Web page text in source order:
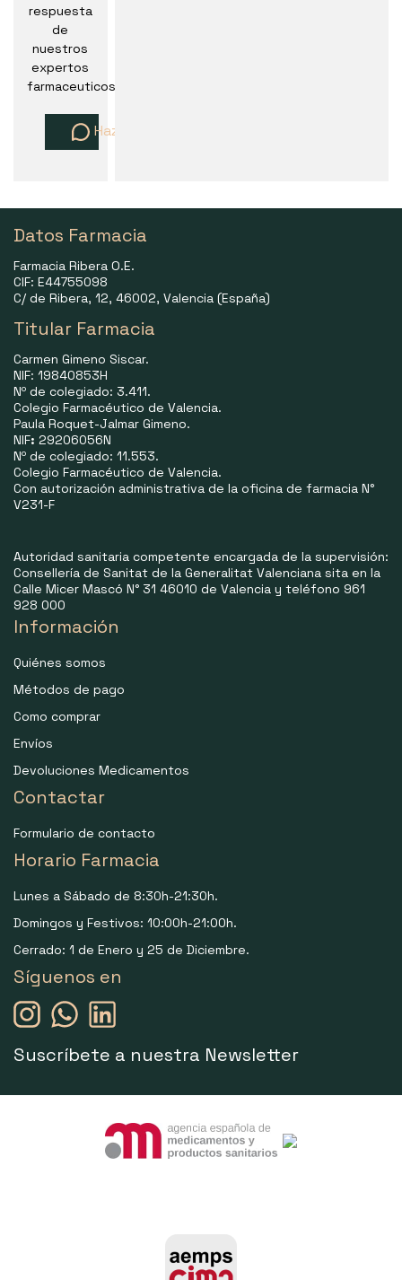
respuesta
de
nuestros
expertos
farmaceuticos
Haz una pregunta
Datos Farmacia
Farmacia Ribera O.E.
CIF: E44755098
C/ de Ribera, 12, 46002, Valencia (España)
Titular Farmacia
Carmen Gimeno Siscar.
NIF: 19840853H
Nº de colegiado: 3.411.
Colegio Farmacéutico de Valencia.
Paula Roquet-Jalmar Gimeno.
NIF: 29206056N
Nº de colegiado: 11.553.
Colegio Farmacéutico de Valencia.
Con autorización administrativa de la oficina de farmacia N°
V231-F
Autoridad sanitaria competente encargada de la supervisión:
Consellería de Sanitat de la Generalitat Valenciana sita en la
Calle Micer Mascó N° 31 46010 de Valencia y teléfono 961
928 000
Información
Quiénes somos
Métodos de pago
Como comprar
Envíos
Devoluciones Medicamentos
Contactar
Formulario de contacto
Horario Farmacia
Lunes a Sábado de 8:30h-21:30h.
Domingos y Festivos: 10:00h-21:00h.
Cerrado: 1 de Enero y 25 de Diciembre.
Síguenos en
Suscríbete a nuestra Newsletter